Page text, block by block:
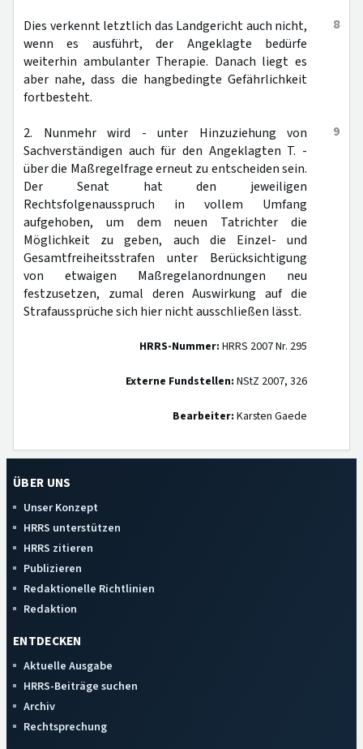
8
Dies verkennt letztlich das Landgericht auch nicht,
wenn es ausführt, der Angeklagte bedürfe
weiterhin ambulanter Therapie. Danach liegt es
aber nahe, dass die hangbedingte Gefährlichkeit
fortbesteht.
9
2. Nunmehr wird - unter Hinzuziehung von
Sachverständigen auch für den Angeklagten T. -
über die Maßregelfrage erneut zu entscheiden sein.
Der Senat hat den jeweiligen
Rechtsfolgenausspruch in vollem Umfang
aufgehoben, um dem neuen Tatrichter die
Möglichkeit zu geben, auch die Einzel- und
Gesamtfreiheitsstrafen unter Berücksichtigung
von etwaigen Maßregelanordnungen neu
festzusetzen, zumal deren Auswirkung auf die
Strafaussprüche sich hier nicht ausschließen lässt.
HRRS-Nummer: HRRS 2007 Nr. 295
Externe Fundstellen: NStZ 2007, 326
Bearbeiter: Karsten Gaede
ÜBER UNS
Unser Konzept
HRRS unterstützen
HRRS zitieren
Publizieren
Redaktionelle Richtlinien
Redaktion
ENTDECKEN
Aktuelle Ausgabe
HRRS-Beiträge suchen
Archiv
Rechtsprechung